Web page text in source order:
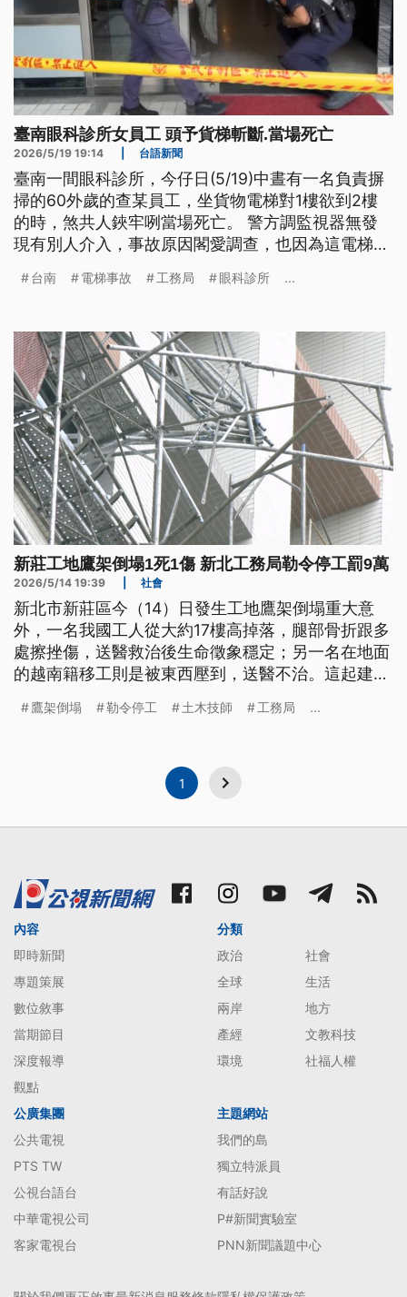
臺南眼科診所女員工 頭予貨梯斬斷.當場死亡
2026/5/19 19:14 台語新聞
臺南一間眼科診所，今仔日(5/19)中晝有一名負責摒
掃的60外歲的查某員工，坐貨物電梯對1樓欲到2樓
的時，煞共人鋏牢咧當場死亡。 警方調監視器無發
現有別人介入，事故原因閣愛調查，也因為這電梯無
導言為台語文）
台南 電梯事故 工務局 眼科診所 ...
新莊工地鷹架倒塌1死1傷 新北工務局勒令停工罰9萬
2026/5/14 19:39 社會
新北市新莊區今（14）日發生工地鷹架倒塌重大意
外，一名我國工人從大約17樓高掉落，腿部骨折跟多
處擦挫傷，送醫救治後生命徵象穩定；另一名在地面
的越南籍移工則是被東西壓到，送醫不治。這起建案
場沒有做妥安全防護，涉違反《建築法》等規定，勒
鷹架倒塌 勒令停工 土木技師 工務局 ...
1
內容
即時新聞
專題策展
數位敘事
當期節目
深度報導
觀點
分類
政治
社會
全球
生活
兩岸
地方
產經
文教科技
環境
社福人權
公廣集團
公共電視
PTS TW
公視台語台
中華電視公司
客家電視台
主題網站
我們的島
獨立特派員
有話好說
P#新聞實驗室
PNN新聞議題中心